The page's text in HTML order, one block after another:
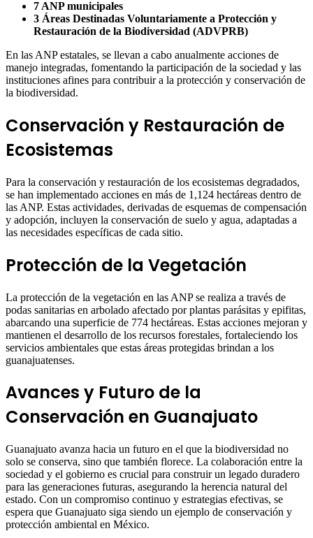
7 ANP municipales
3 Áreas Destinadas Voluntariamente a Protección y
Restauración de la Biodiversidad (ADVPRB)
En las ANP estatales, se llevan a cabo anualmente acciones de
manejo integradas, fomentando la participación de la sociedad y las
instituciones afines para contribuir a la protección y conservación de
la biodiversidad.
Conservación y Restauración de
Ecosistemas
Para la conservación y restauración de los ecosistemas degradados,
se han implementado acciones en más de 1,124 hectáreas dentro de
las ANP. Estas actividades, derivadas de esquemas de compensación
y adopción, incluyen la conservación de suelo y agua, adaptadas a
las necesidades específicas de cada sitio.
Protección de la Vegetación
La protección de la vegetación en las ANP se realiza a través de
podas sanitarias en arbolado afectado por plantas parásitas y epifitas,
abarcando una superficie de 774 hectáreas. Estas acciones mejoran y
mantienen el desarrollo de los recursos forestales, fortaleciendo los
servicios ambientales que estas áreas protegidas brindan a los
guanajuatenses.
Avances y Futuro de la
Conservación en Guanajuato
Guanajuato avanza hacia un futuro en el que la biodiversidad no
solo se conserva, sino que también florece. La colaboración entre la
sociedad y el gobierno es crucial para construir un legado duradero
para las generaciones futuras, asegurando la herencia natural del
estado. Con un compromiso continuo y estrategias efectivas, se
espera que Guanajuato siga siendo un ejemplo de conservación y
protección ambiental en México.